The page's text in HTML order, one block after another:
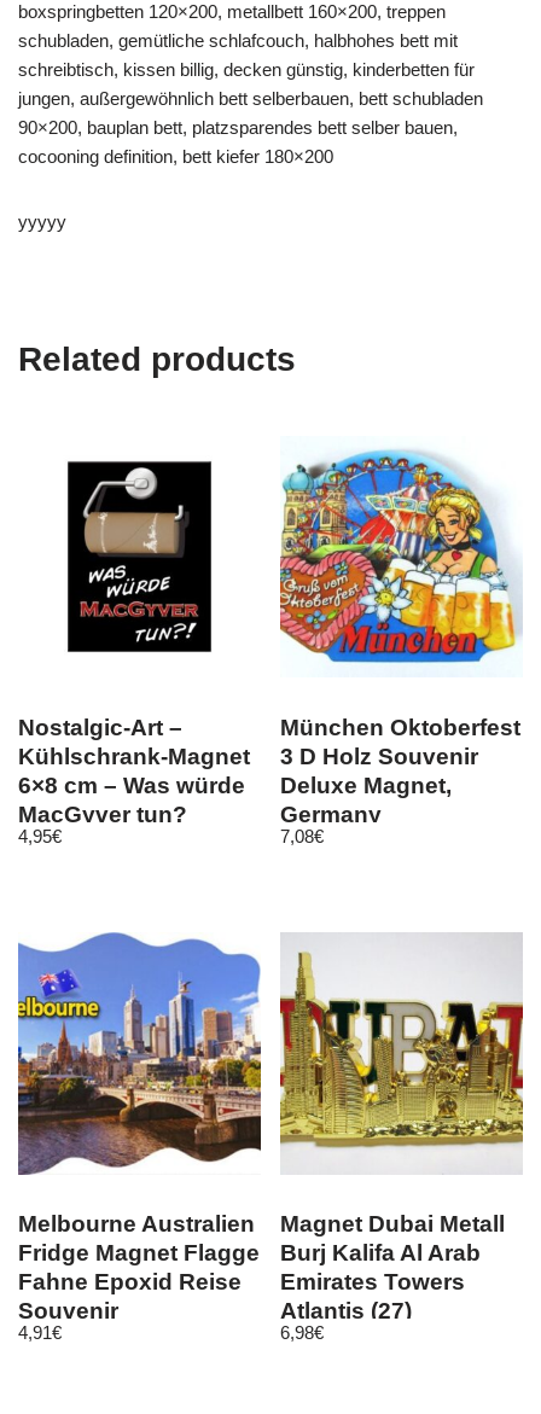
boxspringbetten 120×200, metallbett 160×200, treppen
schubladen, gemütliche schlafcouch, halbhohes bett mit
schreibtisch, kissen billig, decken günstig, kinderbetten für
jungen, außergewöhnlich bett selberbauen, bett schubladen
90×200, bauplan bett, platzsparendes bett selber bauen,
cocooning definition, bett kiefer 180×200
yyyyy
Related products
Nostalgic-Art –
Kühlschrank-Magnet
6×8 cm – Was würde
MacGyver tun?
4,95€
München Oktoberfest
3 D Holz Souvenir
Deluxe Magnet,
Germany
Deutschland, Neu
7,08€
Melbourne Australien
Fridge Magnet Flagge
Fahne Epoxid Reise
Souvenir
4,91€
Magnet Dubai Metall
Burj Kalifa Al Arab
Emirates Towers
Atlantis (27)
6,98€